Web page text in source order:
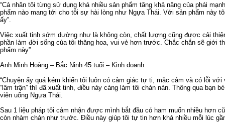
“Cá nhân tôi từng sử dụng khá nhiều sản phẩm tăng khả năng của phái
phẩm nào mang tới cho tôi sự hài lòng như Ngựa Thái. Với sản phẩm này
ấy”.
Việc xuất tinh sớm dường như là không còn, chất lượng cũng được cải
phần làm đời sống của tôi thăng hoa, vui vẻ hơn trước. Chắc chắn sẽ giới
phẩm này”
Anh Minh Hoàng – Bắc Ninh 45 tuổi – Kinh doanh
“Chuyện ấy quá kém khiến tôi luôn có cảm giác tự ti, mặc cảm và có lỗi
“lâm trận” thì đã xuất tinh, điều này càng làm tôi chán nản. Thông qua bạn
viên uống Ngựa Thái.
Sau 1 liệu pháp tôi cảm nhận được mình bắt đầu có ham muốn nhiều hơn
còn nhàm chán như trước. Điều này giúp tôi tự tin hơn khá nhiều mỗi lúc